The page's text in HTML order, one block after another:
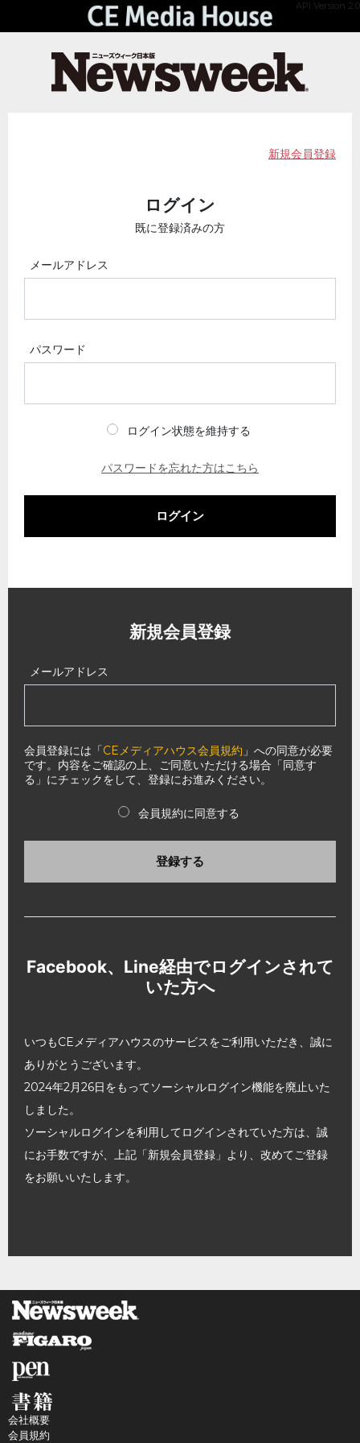
API Version 2.0
新規会員登録
ログイン
既に登録済みの方
メールアドレス
パスワード
ログイン状態を維持する
パスワードを忘れた方はこちら
ログイン
新規会員登録
メールアドレス
会員登録には「CEメディアハウス会員規約 」への同意が必要
です。内容をご確認の上、ご同意いただける場合「同意す
る」にチェックをして、登録にお進みください。
会員規約に同意する
登録する
Facebook、Line経由でログインされて
いた方へ
いつもCEメディアハウスのサービスをご利用いただき、誠に
ありがとうございます。
2024年2月26日をもってソーシャルログイン機能を廃止いた
しました。
ソーシャルログインを利用してログインされていた方は、誠
にお手数ですが、上記「新規会員登録」より、改めてご登録
をお願いいたします。
会社概要
会員規約